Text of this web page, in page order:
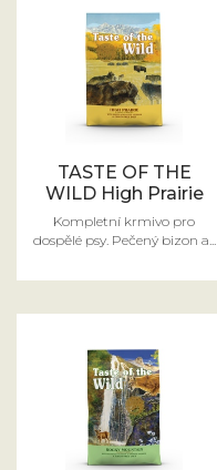
TASTE OF THE
WILD High Prairie
Kompletní krmivo pro
dospělé psy. Pečený bizon a...